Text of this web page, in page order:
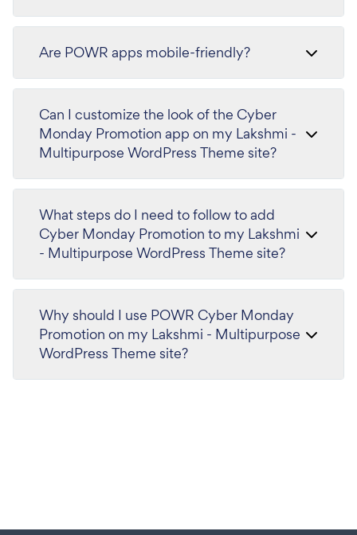
Are POWR apps mobile-friendly?
Can I customize the look of the Cyber
Monday Promotion app on my Lakshmi -
Multipurpose WordPress Theme site?
What steps do I need to follow to add
Cyber Monday Promotion to my Lakshmi
- Multipurpose WordPress Theme site?
Why should I use POWR Cyber Monday
Promotion on my Lakshmi - Multipurpose
WordPress Theme site?